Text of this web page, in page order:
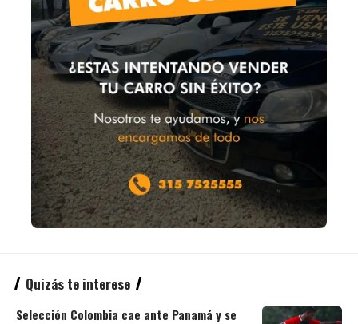
Quizás te interese
Selección Colombia cae ante Panamá y se